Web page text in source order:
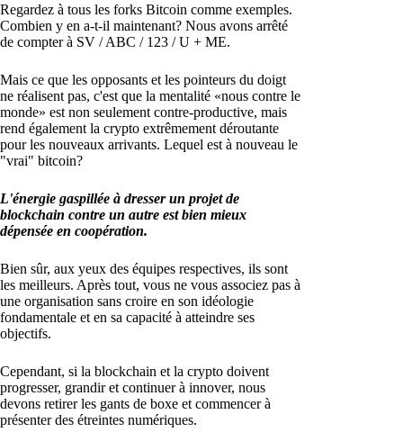
Regardez à tous les forks Bitcoin comme exemples.
Combien y en a-t-il maintenant? Nous avons arrêté
de compter à SV / ABC / 123 / U + ME.
Mais ce que les opposants et les pointeurs du doigt
ne réalisent pas, c'est que la mentalité «nous contre le
monde» est non seulement contre-productive, mais
rend également la crypto extrêmement déroutante
pour les nouveaux arrivants. Lequel est à nouveau le
"vrai" bitcoin?
L'énergie gaspillée à dresser un projet de
blockchain contre un autre est bien mieux
dépensée en coopération.
Bien sûr, aux yeux des équipes respectives, ils sont
les meilleurs. Après tout, vous ne vous associez pas à
une organisation sans croire en son idéologie
fondamentale et en sa capacité à atteindre ses
objectifs.
Cependant, si la blockchain et la crypto doivent
progresser, grandir et continuer à innover, nous
devons retirer les gants de boxe et commencer à
présenter des étreintes numériques.